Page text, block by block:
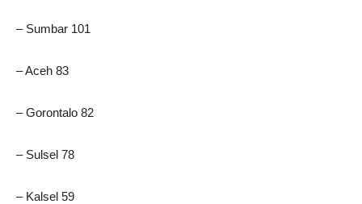
– Sumbar 101
– Aceh 83
– Gorontalo 82
– Sulsel 78
– Kalsel 59